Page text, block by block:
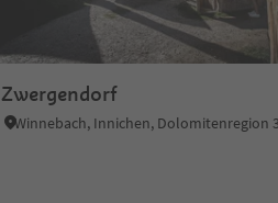
Zwergendorf